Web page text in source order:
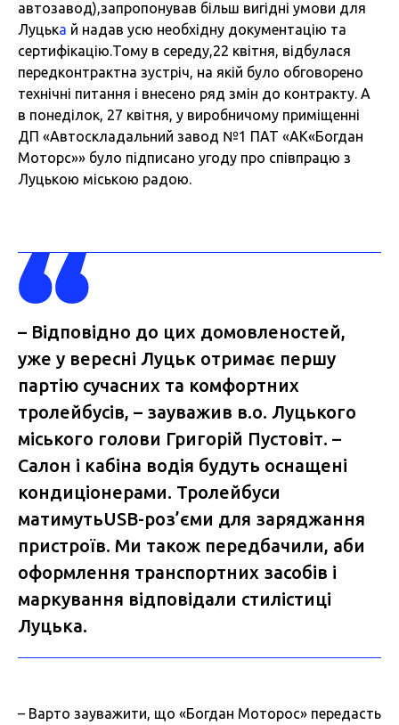
автозавод),запропонував більш вигідні умови для
Луцька й надав усю необхідну документацію та
сертифікацію.Тому в середу,22 квітня, відбулася
передконтрактна зустріч, на якій було обговорено
технічні питання і внесено ряд змін до контракту. А
в понеділок, 27 квітня, у виробничому приміщенні
ДП «Автоскладальний завод №1 ПАТ «АК«Богдан
Моторс»» було підписано угоду про співпрацю з
Луцькою міською радою.
– Відповідно до цих домовленостей,
уже у вересні Луцьк отримає першу
партію сучасних та комфортних
тролейбусів, – зауважив в.о. Луцького
міського голови Григорій Пустовіт. –
Салон і кабіна водія будуть оснащені
кондиціонерами. Тролейбуси
матимутьUSB-роз’єми для заряджання
пристроїв. Ми також передбачили, аби
оформлення транспортних засобів і
маркування відповідали стилістиці
Луцька.
– Варто зауважити, що «Богдан Моторос» передасть